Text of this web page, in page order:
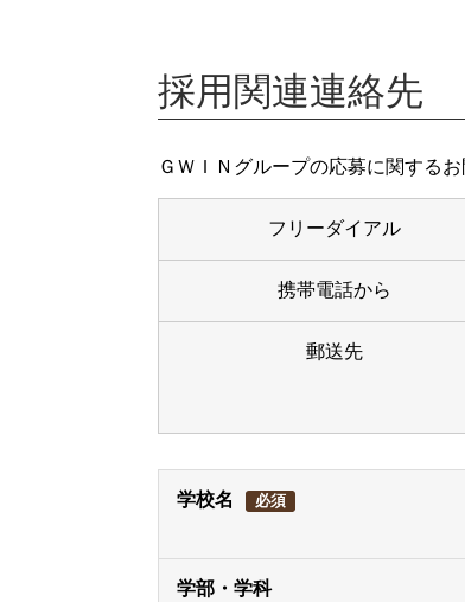
採用関連連絡先
ＧＷＩＮグループの応募に関する
フリーダイアル
携帯電話から
郵送先
学校名 必須
学部・学科